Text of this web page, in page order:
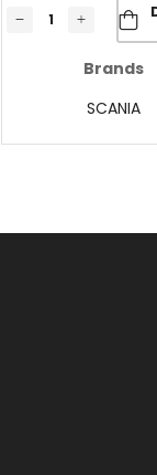
Brands
SCANIA